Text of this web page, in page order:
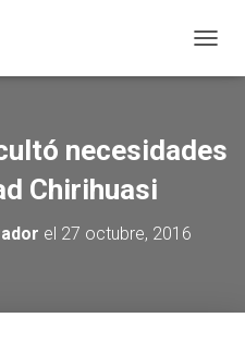
necesidades
Chirihuasi
el 27 octubre, 2016